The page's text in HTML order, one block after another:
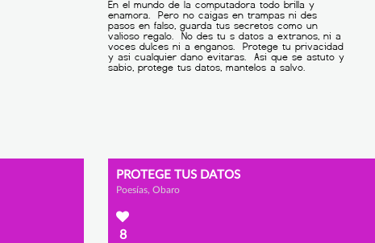
PROTEGE TUS DATOS
Poesías, Obaro
8